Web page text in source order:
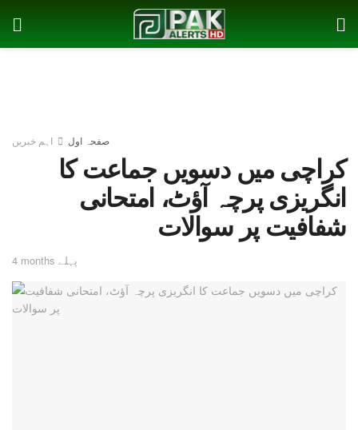
صفحہ اول اہم خبریں
کراچی میں دسویں جماعت کا
انگریزی پرچہ آؤٹ، امتحانی
شفافیت پر سوالات
4 months پہلے